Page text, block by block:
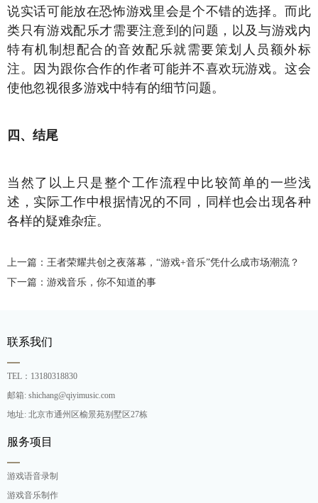
说实话可能放在恐怖游戏里会是个不错的选择。而此
类只有游戏配乐才需要注意到的问题，以及与游戏内
特有机制想配合的音效配乐就需要策划人员额外标
注。因为跟你合作的作者可能并不喜欢玩游戏。这会
使他忽视很多游戏中特有的细节问题。
四、结尾
当然了以上只是整个工作流程中比较简单的一些浅
述，实际工作中根据情况的不同，同样也会出现各种
各样的疑难杂症。
上一篇：王者荣耀共创之夜落幕，“游戏+音乐”凭什么成市场潮流？
下一篇：游戏音乐，你不知道的事
联系我们
TEL：13180318830
邮箱: shichang@qiyimusic.com
地址: 北京市通州区榆景苑别墅区27栋
服务项目
游戏语音录制
游戏音乐制作